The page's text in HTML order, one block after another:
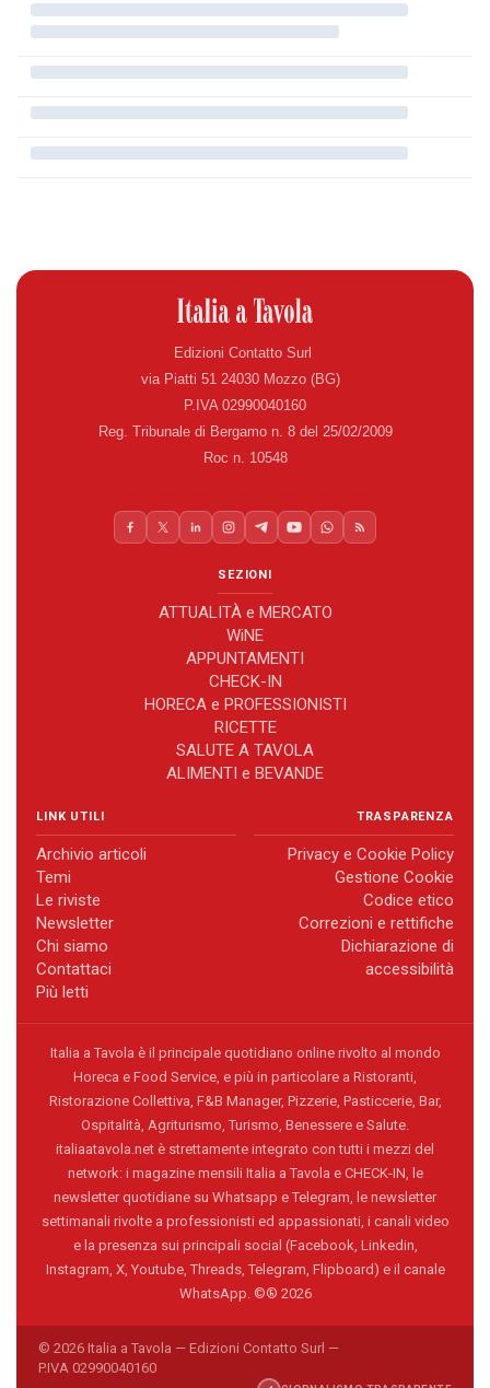
Edizioni Contatto Surl
via Piatti 51 24030 Mozzo (BG)
P.IVA 02990040160
Reg. Tribunale di Bergamo n. 8 del 25/02/2009
Roc n. 10548
SEZIONI
ATTUALITÀ e MERCATO
WiNE
APPUNTAMENTI
CHECK-IN
HORECA e PROFESSIONISTI
RICETTE
SALUTE A TAVOLA
ALIMENTI e BEVANDE
LINK UTILI
Archivio articoli
Temi
Le riviste
Newsletter
Chi siamo
Contattaci
Più letti
TRASPARENZA
Privacy e Cookie Policy
Gestione Cookie
Codice etico
Correzioni e rettifiche
Dichiarazione di
accessibilità
Italia a Tavola è il principale quotidiano online rivolto al mondo
Horeca e Food Service, e più in particolare a Ristoranti,
Ristorazione Collettiva, F&B Manager, Pizzerie, Pasticcerie, Bar,
Ospitalità, Agriturismo, Turismo, Benessere e Salute.
italiaatavola.net è strettamente integrato con tutti i mezzi del
network: i magazine mensili Italia a Tavola e CHECK-IN, le
newsletter quotidiane su Whatsapp e Telegram, le newsletter
settimanali rivolte a professionisti ed appassionati, i canali video
e la presenza sui principali social (Facebook, Linkedin,
Instagram, X, Youtube, Threads, Telegram, Flipboard) e il canale
WhatsApp. ©® 2026
© 2026 Italia a Tavola — Edizioni Contatto Surl —
P.IVA 02990040160